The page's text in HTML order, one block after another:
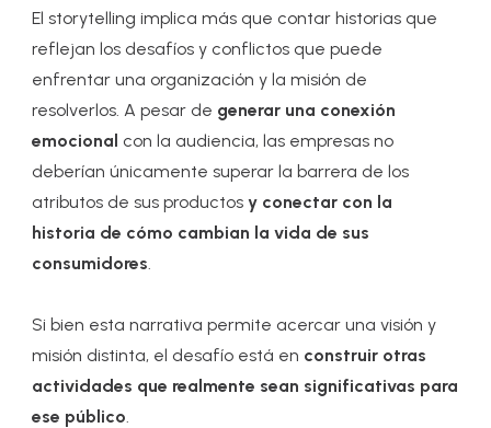
El storytelling implica más que contar historias que
reflejan los desafíos y conflictos que puede
enfrentar una organización y la misión de
resolverlos. A pesar de generar una conexión
emocional con la audiencia, las empresas no
deberían únicamente superar la barrera de los
atributos de sus productosy conectar con la
historia de cómo cambian la vida de sus
consumidores
Si bien esta narrativa permite acercar una visión y
misión distinta, el desafío está en construir otras
actividades que realmente sean significativas para
ese público